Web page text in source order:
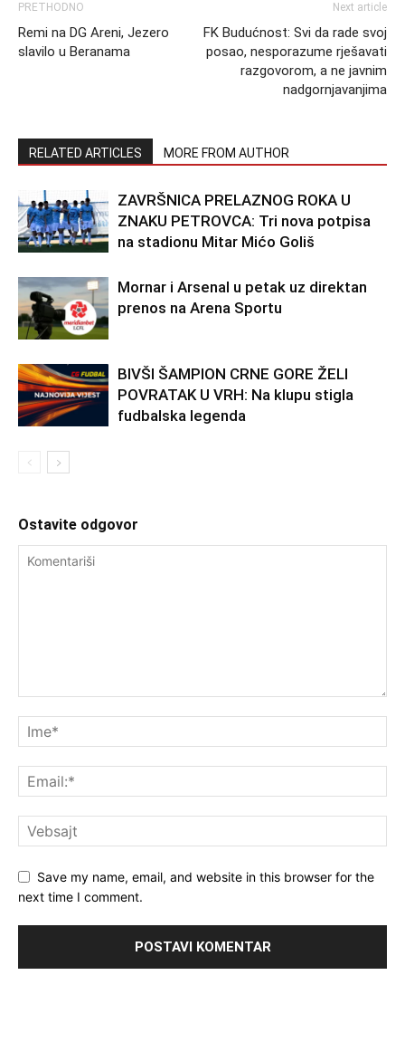
PRETHODNO
Remi na DG Areni, Jezero
slavilo u Beranama
Next article
FK Budućnost: Svi da rade svoj
posao, nesporazume rješavati
razgovorom, a ne javnim
nadgornjavanjima
RELATED ARTICLES MORE FROM AUTHOR
ZAVRŠNICA PRELAZNOG ROKA U
ZNAKU PETROVCA: Tri nova potpisa
na stadionu Mitar Mićo Goliš
Mornar i Arsenal u petak uz direktan
prenos na Arena Sportu
BIVŠI ŠAMPION CRNE GORE ŽELI
POVRATAK U VRH: Na klupu stigla
fudbalska legenda
Ostavite odgovor
Save my name, email, and website in this browser for the
next time I comment.